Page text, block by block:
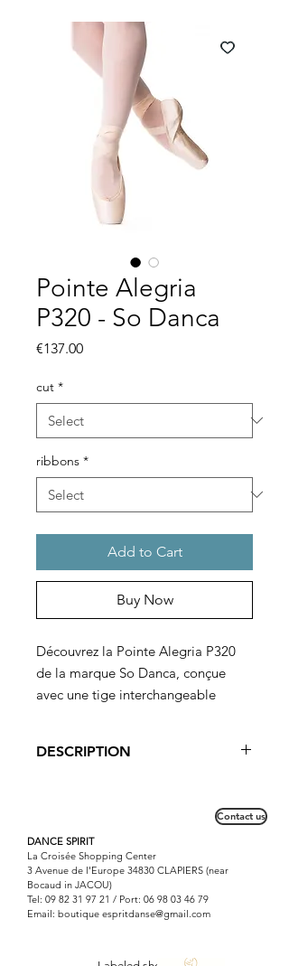
Pointe Alegria
P320 - So Danca
€137.00Price
cut *
ribbons *
Add to Cart
Buy Now
Découvrez la Pointe Alegria P320
de la marque So Danca, conçue
avec une tige interchangeable
vie prolongée de la pointe et une
l'échauffement, les répétitions ou
les performances sur scène. Cette
pointe convient particulièrement
aux danseuses avancées à
expérimentées, offrant un soutien et
mouvements complexes.
DESCRIPTION
possibilité de choisir la dureté du
cambrion. Ainsi, selon les exercices
travaillés et le contexte ( concours,
gala, audition) la danseuse opte pour
un cambrion adaté à la situation.
Livrée avec 2 jeux de cambrion ; mi-
souple et mi- rigide.
Contact us
DANCE SPIRIT
La Croisée Shopping Center
3 Avenue de l'Europe 34830 CLAPIERS (near
Bocaud in JACOU)
Tel: 09 82 31 97 21 / Port: 06 98 03 46 79
Email: boutique espritdanse@gmail.com